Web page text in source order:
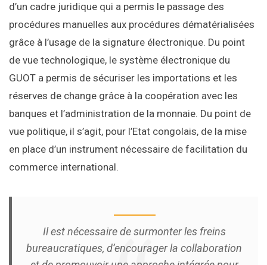
d’un cadre juridique qui a permis le passage des
procédures manuelles aux procédures dématérialisées
grâce à l’usage de la signature électronique. Du point
de vue technologique, le système électronique du
GUOT a permis de sécuriser les importations et les
réserves de change grâce à la coopération avec les
banques et l’administration de la monnaie. Du point de
vue politique, il s’agit, pour l’Etat congolais, de la mise
en place d’un instrument nécessaire de facilitation du
commerce international.
Il est nécessaire de surmonter les freins
bureaucratiques, d’encourager la collaboration